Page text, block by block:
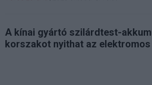
A kínai gyártó szilárdtest-
korszakot nyithat az elektromos